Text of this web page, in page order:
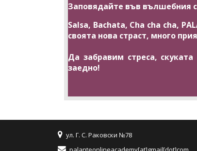
Заповядайте във вълшебния
Salsa, Bachata, Cha cha cha,
своята нова страст, много
Да забравим стреса,
заедно!
ул. Г. С. Раковски №78